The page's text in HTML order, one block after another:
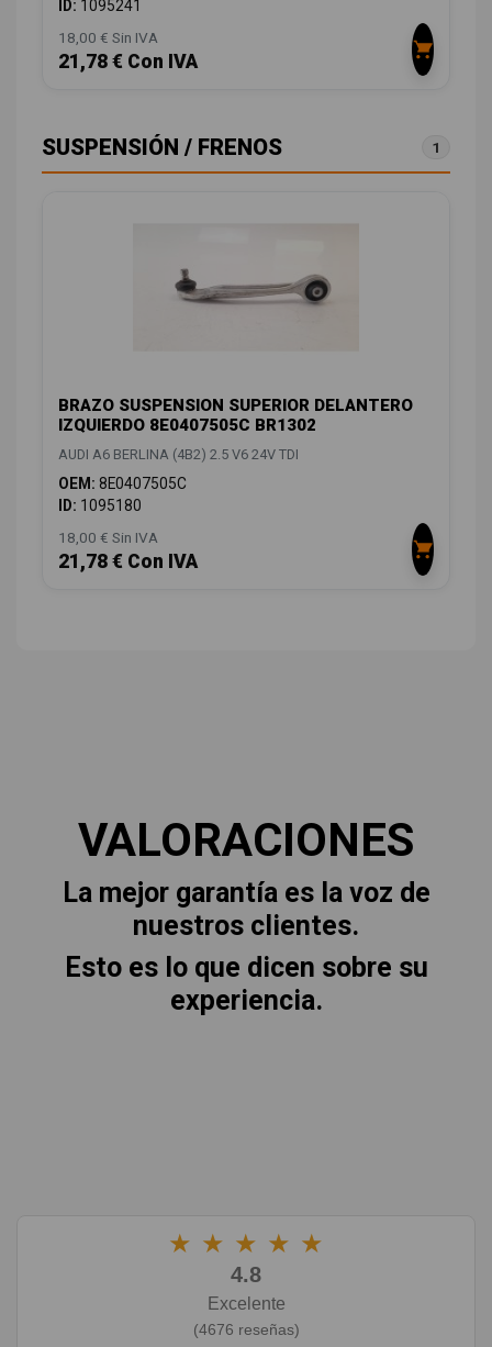
ID: 1095241
18,00 € Sin IVA
21,78 € Con IVA
SUSPENSIÓN / FRENOS 1
BRAZO SUSPENSION SUPERIOR DELANTERO
IZQUIERDO 8E0407505C BR1302
AUDI A6 BERLINA (4B2) 2.5 V6 24V TDI
OEM: 8E0407505C
ID: 1095180
18,00 € Sin IVA
21,78 € Con IVA
VALORACIONES
La mejor garantía es la voz de
nuestros clientes.
Esto es lo que dicen sobre su
experiencia.
★ ★ ★ ★ ★
4.8
Excelente
(4676 reseñas)